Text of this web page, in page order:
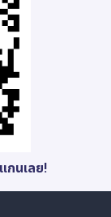
กนเลย!